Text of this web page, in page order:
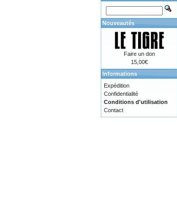
Nouveautés
Faire un don
15,00€
Informations
Expédition
Confidentialité
Conditions d'utilisation
Contact